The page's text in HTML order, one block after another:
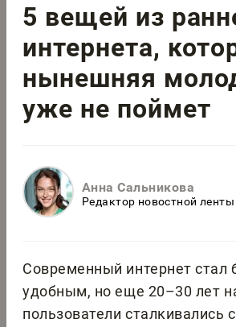
5 вещей из
интернета,
нынешняя
уже не поймет
Анна Сальникова
Редактор новостной ленты
Современный интернет стал
удобным, но еще 20–30 лет
пользователи сталкивались